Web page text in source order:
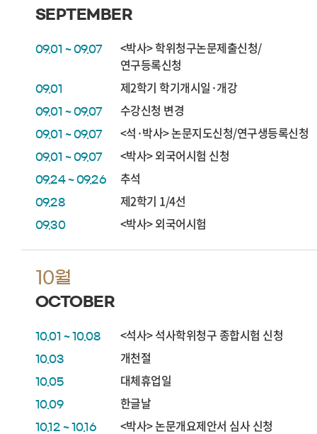
SEPTEMBER
09.01 ~ 09.07
<박사> 학위청구논문제출신청/
연구등록신청
09.01 제2학기 학기개시일·개강
09.01 ~ 09.07 수강신청 변경
09.01 ~ 09.07 <석·박사> 논문지도신청/연구생등록신청
09.01 ~ 09.07 <박사> 외국어시험 신청
09.24 ~ 09.26 추석
09.28 제2학기 1/4선
09.30 <박사> 외국어시험
10월
OCTOBER
10.01 ~ 10.08 <석사> 석사학위청구 종합시험 신청
10.03 개천절
10.05 대체휴업일
10.09 한글날
10.12 ~ 10.16 <박사> 논문개요제안서 심사 신청